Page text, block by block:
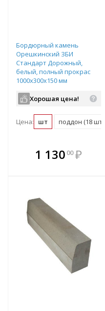
Бордюрный камень
Орешкинский ЗБИ
Стандарт Дорожный,
белый, полный прокрас
1000х300х150 мм
Хорошая цена!
Цена: шт поддон (18 шт)
1 130 00 ₽
В комплекте
всегда выгоднее!